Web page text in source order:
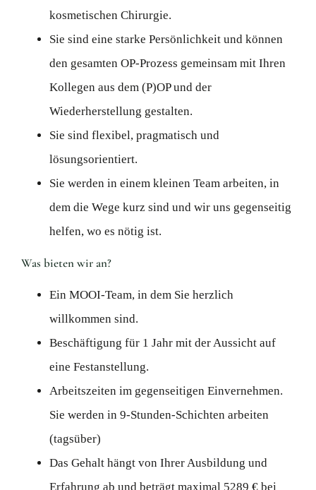
kosmetischen Chirurgie.
Sie sind eine starke Persönlichkeit und können
den gesamten OP-Prozess gemeinsam mit Ihren
Kollegen aus dem (P)OP und der
Wiederherstellung gestalten.
Sie sind flexibel, pragmatisch und
lösungsorientiert.
Sie werden in einem kleinen Team arbeiten, in
dem die Wege kurz sind und wir uns gegenseitig
helfen, wo es nötig ist.
Was bieten wir an?
Ein MOOI-Team, in dem Sie herzlich
willkommen sind.
Beschäftigung für 1 Jahr mit der Aussicht auf
eine Festanstellung.
Arbeitszeiten im gegenseitigen Einvernehmen.
Sie werden in 9-Stunden-Schichten arbeiten
(tagsüber)
Das Gehalt hängt von Ihrer Ausbildung und
Erfahrung ab und beträgt maximal 5289 € bei